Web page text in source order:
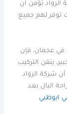
الرواد تؤمن أن
توفر لهم جميع
في عجمان، فإن
يتقن التركيب
شركة الرواد
البال بعد
ابوظبي